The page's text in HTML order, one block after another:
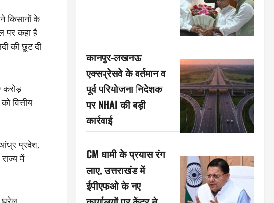
किसानों के
पर कहा है
की छूट दी
करोड़
वित्तीय
प्रदेश,
में
घरेलू
कानपुर-लखनऊ
एक्सप्रेसवे के वर्तमान व
पूर्व परियोजना निदेशक
पर NHAI की बड़ी
कार्रवाई
CM धामी के प्रयास रंग
लाए, उत्तराखंड में
ईपीएफओ के नए